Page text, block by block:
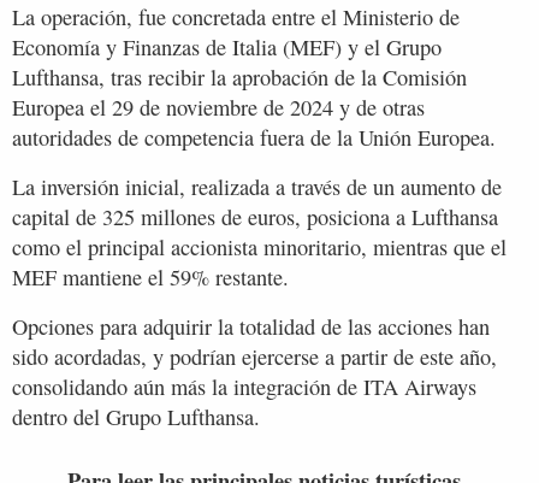
La operación, fue concretada entre el Ministerio de
Economía y Finanzas de Italia (MEF) y el Grupo
Lufthansa, tras recibir la aprobación de la Comisión
Europea el 29 de noviembre de 2024 y de otras
autoridades de competencia fuera de la Unión Europea.
La inversión inicial, realizada a través de un aumento de
capital de 325 millones de euros, posiciona a Lufthansa
como el principal accionista minoritario, mientras que el
MEF mantiene el 59% restante.
Opciones para adquirir la totalidad de las acciones han
sido acordadas, y podrían ejercerse a partir de este año,
consolidando aún más la integración de ITA Airways
dentro del Grupo Lufthansa.